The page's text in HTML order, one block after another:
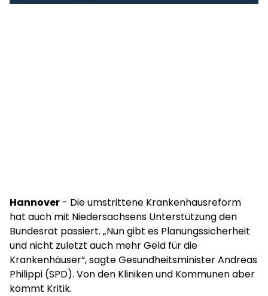
Hannover - Die umstrittene Krankenhausreform
hat auch mit Niedersachsens Unterstützung den
Bundesrat passiert. „Nun gibt es Planungssicherheit
und nicht zuletzt auch mehr Geld für die
Krankenhäuser“, sagte Gesundheitsminister Andreas
Philippi (SPD). Von den Kliniken und Kommunen aber
kommt Kritik.